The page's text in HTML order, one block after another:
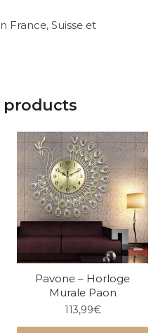
France, Suisse et
products
Pavone – Horloge
Murale Paon
113,99€